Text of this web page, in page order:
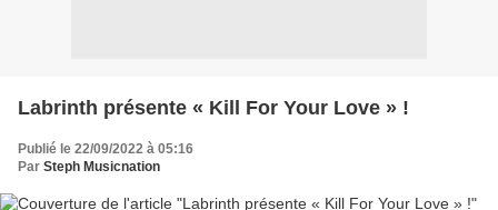
Labrinth présente « Kill For Your Love » !
Publié le 22/09/2022 à 05:16
Par Steph Musicnation